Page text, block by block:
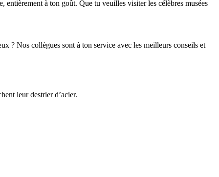
entièrement à ton goût. Que tu veuilles visiter les célèbres musées
? Nos collègues sont à ton service avec les meilleurs conseils et
leur destrier d’acier.